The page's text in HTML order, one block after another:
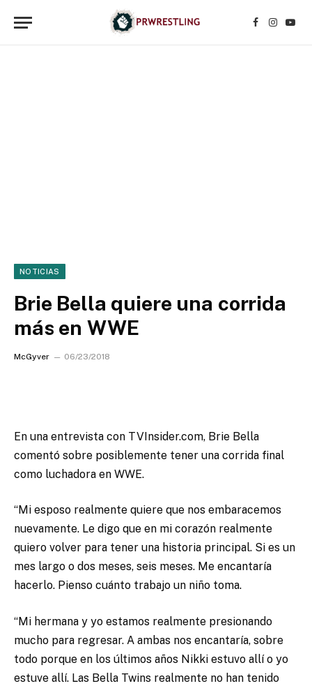
Facebook
NOTICIAS
Brie Bella quiere una corrida
más en WWE
McGyver 06/23/2018
En una entrevista con TVInsider.com, Brie Bella
comentó sobre posiblemente tener una corrida final
como luchadora en WWE.
“Mi esposo realmente quiere que nos embaracemos
nuevamente. Le digo que en mi corazón realmente
quiero volver para tener una historia principal. Si es un
mes largo o dos meses, seis meses. Me encantaría
hacerlo. Pienso cuánto trabajo un niño toma.
“Mi hermana y yo estamos realmente presionando
mucho para regresar. A ambas nos encantaría, sobre
todo porque en los últimos años Nikki estuvo allí o yo
estuve allí. Las Bella Twins realmente no han tenido